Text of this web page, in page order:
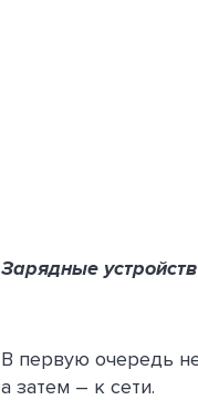
Зарядные
В первую очередь
а затем – к сети.